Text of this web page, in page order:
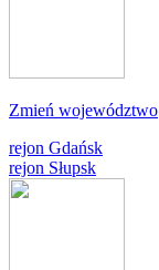
Zmień województwo
rejon Gdańsk
rejon Słupsk